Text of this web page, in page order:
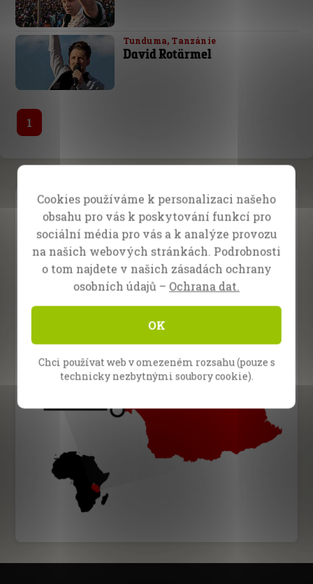
Tunduma, Tanzánie
David Rotärmel
1
Cookies používáme k personalizaci našeho
obsahu pro vás k poskytování funkcí pro
sociální média pro vás a k analýze provozu
na našich webových stránkách. Podrobnosti
o tom najdete v našich zásadách ochrany
osobních údajů – Ochrana dat.
OK
Chci používat web v omezeném rozsahu (pouze s
technicky nezbytnými soubory cookie).